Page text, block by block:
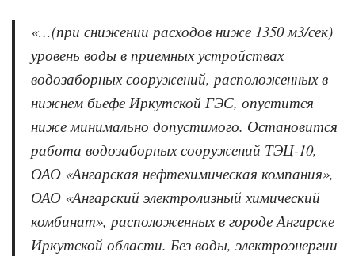
«…(при снижении расходов ниже 1350 м3/сек)
уровень воды в приемных устройствах
водозаборных сооружений, расположенных в
нижнем бьефе Иркутской ГЭС, опустится
ниже минимально допустимого. Остановится
работа водозаборных сооружений ТЭЦ-10,
ОАО «Ангарская нефтехимическая компания»,
ОАО «Ангарский электролизный химический
комбинат», расположенных в городе Ангарске
Иркутской области. Без воды, электроэнергии